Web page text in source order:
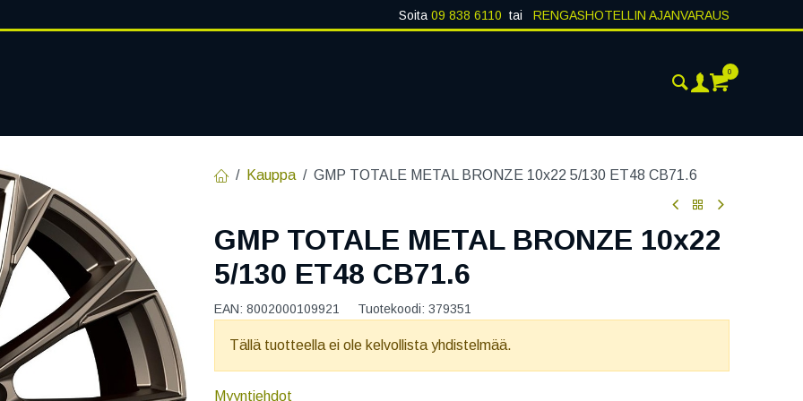
Soita 09 838 6110 tai RENGASHOTELLIN AJANVARAUS
0
Kauppa GMP TOTALE METAL BRONZE 10x22 5/130 ET48 CB71.6
GMP TOTALE METAL BRONZE 10x22
5/130 ET48 CB71.6
EAN: 8002000109921 Tuotekoodi: 379351
Tällä tuotteella ei ole kelvollista yhdistelmää.
Myyntiehdot